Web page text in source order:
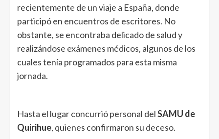
recientemente de un viaje a España, donde
participó en encuentros de escritores. No
obstante, se encontraba delicado de salud y
realizándose exámenes médicos, algunos de los
cuales tenía programados para esta misma
jornada.
Hasta el lugar concurrió personal delSAMU de
Quirihue, quienes confirmaron su deceso.